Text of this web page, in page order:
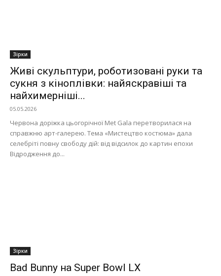
Зірки
Живі скульптури, роботизовані руки та
сукня з кіноплівки: найяскравіші та
найхимерніші...
05.05.2026
Червона доріжка цьогорічної Met Gala перетворилася на
справжню арт-галерею. Тема «Мистецтво костюма» дала
селебріті повну свободу дій: від відсилок до картин епохи
Відродження до...
Зірки
Bad Bunny на Super Bowl LX